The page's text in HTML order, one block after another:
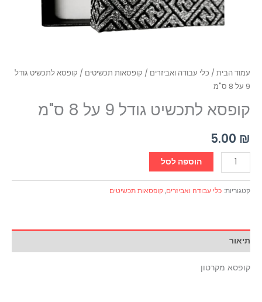
עמוד הבית / כלי עבודה ואביזרים / קופסאות תכשיטים / קופסא לתכשיט גודל
9 על 8 ס"מ
קופסא לתכשיט גודל 9 על 8 ס"מ
5.00 ₪
הוספה לסל
קטגוריות: כלי עבודה ואביזרים,קופסאות תכשיטים
תיאור
קופסא מקרטון